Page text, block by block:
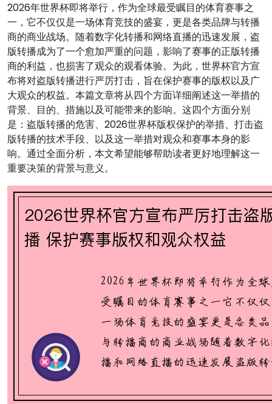
2026年世界杯即将举行，作为全球最受瞩目的体育赛事之
一，它不仅仅是一场体育竞技的盛宴，更是各类品牌与转播
商的商业战场。随着数字化转播和网络直播的迅速发展，盗
版转播成为了一个愈加严重的问题，影响了赛事的正版转播
商的利益，也损害了观众的观看体验。为此，世界杯官方宣
布将对盗版转播进行严厉打击，旨在保护赛事的版权以及广
大观众的权益。本篇文章将从四个方面详细阐述这一举措的
背景、目的、措施以及可能带来的影响。这四个方面分别
是：盗版转播的危害、2026世界杯版权保护的举措、打击盗
版转播的技术手段、以及这一举措对观众和赛事本身的影
响。通过全面分析，本文希望能够帮助读者更好地理解这一
重要决策的背景与意义。